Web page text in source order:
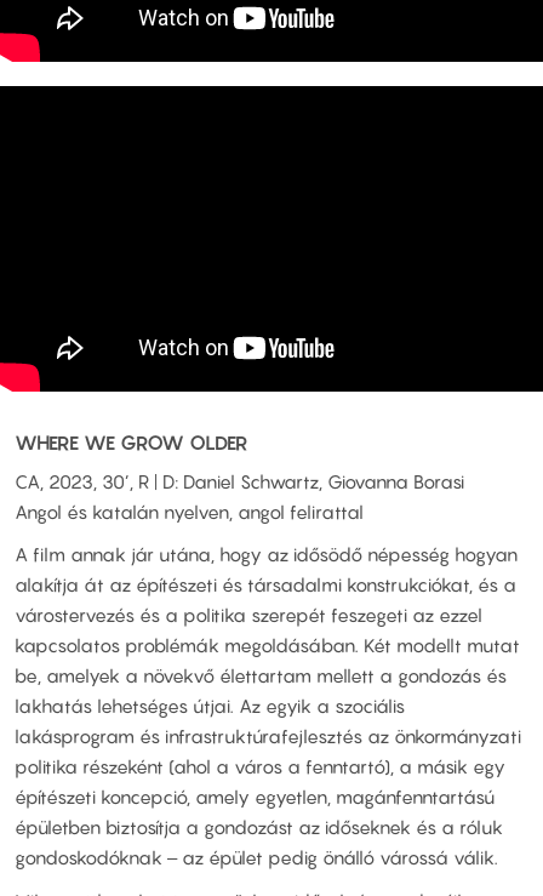
WHERE WE GROW OLDER
CA, 2023, 30’, R | D: Daniel Schwartz, Giovanna Borasi
Angol és katalán nyelven, angol felirattal
A film annak jár utána, hogy az idősödő népesség hogyan
alakítja át az építészeti és társadalmi konstrukciókat, és a
várostervezés és a politika szerepét feszegeti az ezzel
kapcsolatos problémák megoldásában. Két modellt mutat
be, amelyek a növekvő élettartam mellett a gondozás és
lakhatás lehetséges útjai. Az egyik a szociális
lakásprogram és infrastruktúrafejlesztés az önkormányzati
politika részeként (ahol a város a fenntartó), a másik egy
építészeti koncepció, amely egyetlen, magánfenntartású
épületben biztosítja a gondozást az időseknek és a róluk
gondoskodóknak ‒ az épület pedig önálló várossá válik.